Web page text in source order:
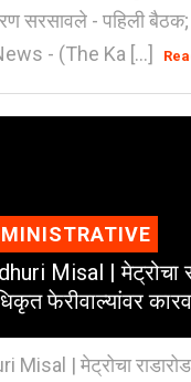
सरसावले - पहिली
- (The Ka [...]
Misal | मेट्रोचा
फेरीवाल्यांवर
Misal | मेट्रोचा